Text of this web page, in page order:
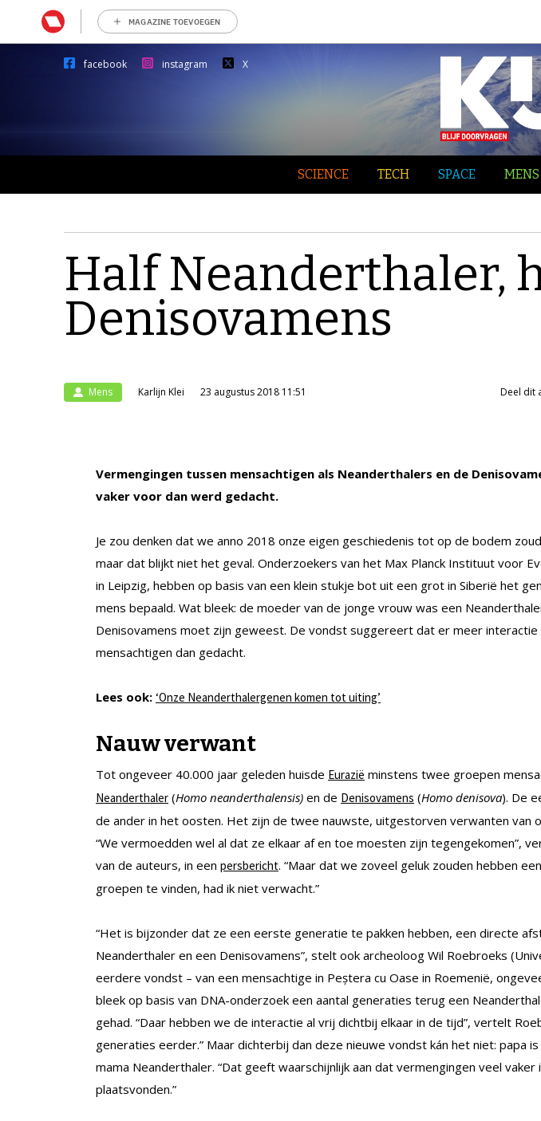
MAGAZINE TOEVOEGEN
facebook instagram X
SCIENCE TECH SPACE MENS
Half Neanderthaler,
Denisovamens
Mens Karlijn Klei 23 augustus 2018 11:51 Deel dit
Vermengingen tussen mensachtigen als Neanderthalers en de
vaker voor dan werd gedacht.
Je zou denken dat we anno 2018 onze eigen geschiedenis tot op de bodem
maar dat blijkt niet het geval. Onderzoekers van het Max Planck Instituut voor
in Leipzig, hebben op basis van een klein stukje bot uit een grot in Siberië het
mens bepaald. Wat bleek: de moeder van de jonge vrouw was een
Denisovamens moet zijn geweest. De vondst suggereert dat er meer interactie
mensachtigen dan gedacht.
Lees ook: ‘Onze Neanderthalergenen komen tot uiting’
Nauw verwant
Tot ongeveer 40.000 jaar geleden huisde Eurazië minstens twee groepen
Neanderthaler (Homo neanderthalensis) en de Denisovamens (Homo denisova). De
de ander in het oosten. Het zijn de twee nauwste, uitgestorven verwanten van
“We vermoedden wel al dat ze elkaar af en toe moesten zijn tegengekomen”,
van de auteurs, in een persbericht. “Maar dat we zoveel geluk zouden hebben
groepen te vinden, had ik niet verwacht.”
“Het is bijzonder dat ze een eerste generatie te pakken hebben, een directe
Neanderthaler en een Denisovamens”, stelt ook archeoloog Wil Roebroeks
eerdere vondst – van een mensachtige in Peștera cu Oase in Roemenië,
bleek op basis van DNA-onderzoek een aantal generaties terug een
gehad. “Daar hebben we de interactie al vrij dichtbij elkaar in de tijd”, vertelt
generaties eerder.” Maar dichterbij dan deze nieuwe vondst kán het niet: papa
mama Neanderthaler. “Dat geeft waarschijnlijk aan dat vermengingen veel
plaatsvonden.”